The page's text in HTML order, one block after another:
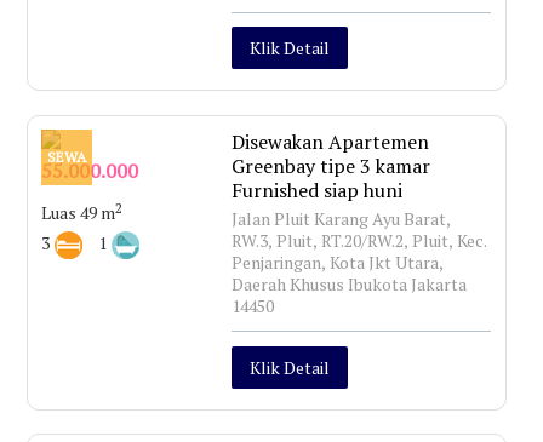
Klik Detail
SEWA
55.000.000
Luas 49 m2
3 1
Disewakan Apartemen
Greenbay tipe 3 kamar
Furnished siap huni
Jalan Pluit Karang Ayu Barat,
RW.3, Pluit, RT.20/RW.2, Pluit, Kec.
Penjaringan, Kota Jkt Utara,
Daerah Khusus Ibukota Jakarta
14450
Klik Detail